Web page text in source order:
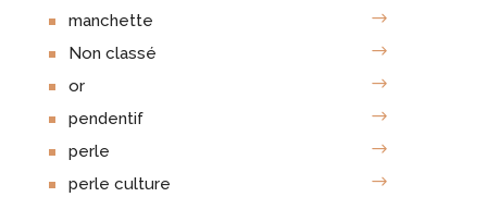
manchette
Non classé
or
pendentif
perle
perle culture